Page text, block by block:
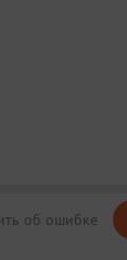
об ошибке